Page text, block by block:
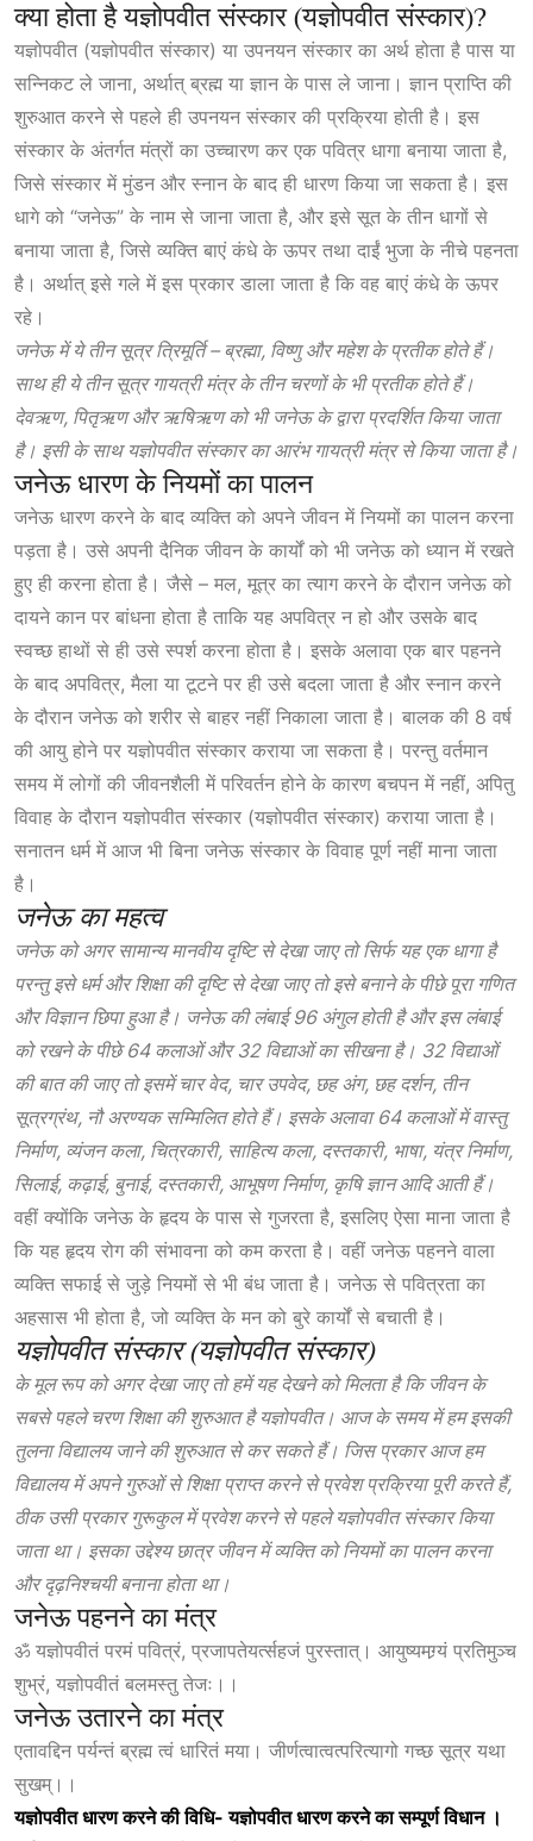
क्या होता है यज्ञोपवीत संस्कार (यज्ञोपवीत संस्कार)?
यज्ञोपवीत (यज्ञोपवीत संस्कार) या उपनयन संस्कार का अर्थ होता है पास या
सन्निकट ले जाना, अर्थात् ब्रह्म या ज्ञान के पास ले जाना। ज्ञान प्राप्ति की
शुरुआत करने से पहले ही उपनयन संस्कार की प्रक्रिया होती है। इस
संस्कार के अंतर्गत मंत्रों का उच्चारण कर एक पवित्र धागा बनाया जाता है,
जिसे संस्कार में मुंडन और स्नान के बाद ही धारण किया जा सकता है। इस
धागे को “जनेऊ” के नाम से जाना जाता है, और इसे सूत के तीन धागों से
बनाया जाता है, जिसे व्यक्ति बाएं कंधे के ऊपर तथा दाईं भुजा के नीचे पहनता
है। अर्थात् इसे गले में इस प्रकार डाला जाता है कि वह बाएं कंधे के ऊपर
रहे।
जनेऊ में ये तीन सूत्र त्रिमूर्ति – ब्रह्मा, विष्णु और महेश के प्रतीक होते हैं।
साथ ही ये तीन सूत्र गायत्री मंत्र के तीन चरणों के भी प्रतीक होते हैं।
देवऋण, पितृऋण और ऋषिऋण को भी जनेऊ के द्वारा प्रदर्शित किया जाता
है। इसी के साथ यज्ञोपवीत संस्कार का आरंभ गायत्री मंत्र से किया जाता है।
जनेऊ धारण के नियमों का पालन
जनेऊ धारण करने के बाद व्यक्ति को अपने जीवन में नियमों का पालन करना
पड़ता है। उसे अपनी दैनिक जीवन के कार्यों को भी जनेऊ को ध्यान में रखते
हुए ही करना होता है। जैसे – मल, मूत्र का त्याग करने के दौरान जनेऊ को
दायने कान पर बांधना होता है ताकि यह अपवित्र न हो और उसके बाद
स्वच्छ हाथों से ही उसे स्पर्श करना होता है। इसके अलावा एक बार पहनने
के बाद अपवित्र, मैला या टूटने पर ही उसे बदला जाता है और स्नान करने
के दौरान जनेऊ को शरीर से बाहर नहीं निकाला जाता है। बालक की 8 वर्ष
की आयु होने पर यज्ञोपवीत संस्कार कराया जा सकता है। परन्तु वर्तमान
समय में लोगों की जीवनशैली में परिवर्तन होने के कारण बचपन में नहीं, अपितु
विवाह के दौरान यज्ञोपवीत संस्कार (यज्ञोपवीत संस्कार) कराया जाता है।
सनातन धर्म में आज भी बिना जनेऊ संस्कार के विवाह पूर्ण नहीं माना जाता
है।
जनेऊ का महत्व
जनेऊ को अगर सामान्य मानवीय दृष्टि से देखा जाए तो सिर्फ यह एक धागा है
परन्तु इसे धर्म और शिक्षा की दृष्टि से देखा जाए तो इसे बनाने के पीछे पूरा गणित
और विज्ञान छिपा हुआ है। जनेऊ की लंबाई 96 अंगुल होती है और इस लंबाई
को रखने के पीछे 64 कलाओं और 32 विद्याओं का सीखना है। 32 विद्याओं
की बात की जाए तो इसमें चार वेद, चार उपवेद, छह अंग, छह दर्शन, तीन
सूत्रग्रंथ, नौ अरण्यक सम्मिलित होते हैं। इसके अलावा 64 कलाओं में वास्तु
निर्माण, व्यंजन कला, चित्रकारी, साहित्य कला, दस्तकारी, भाषा, यंत्र निर्माण,
सिलाई, कढ़ाई, बुनाई, दस्तकारी, आभूषण निर्माण, कृषि ज्ञान आदि आती हैं।
वहीं क्योंकि जनेऊ के हृदय के पास से गुजरता है, इसलिए ऐसा माना जाता है
कि यह हृदय रोग की संभावना को कम करता है। वहीं जनेऊ पहनने वाला
व्यक्ति सफाई से जुड़े नियमों से भी बंध जाता है। जनेऊ से पवित्रता का
अहसास भी होता है, जो व्यक्ति के मन को बुरे कार्यों से बचाती है।
यज्ञोपवीत संस्कार (यज्ञोपवीत संस्कार)
के मूल रूप को अगर देखा जाए तो हमें यह देखने को मिलता है कि जीवन के
सबसे पहले चरण शिक्षा की शुरुआत है यज्ञोपवीत। आज के समय में हम इसकी
तुलना विद्यालय जाने की शुरुआत से कर सकते हैं। जिस प्रकार आज हम
विद्यालय में अपने गुरुओं से शिक्षा प्राप्त करने से प्रवेश प्रक्रिया पूरी करते हैं,
ठीक उसी प्रकार गुरूकुल में प्रवेश करने से पहले यज्ञोपवीत संस्कार किया
जाता था। इसकाउद्देश्य छात्र जीवन में व्यक्ति को नियमों का पालन करना
और दृढ़निश्चयी बनाना होता था।
जनेऊ पहनने का मंत्र
ॐ यज्ञोपवीतं परमं पवित्रं, प्रजापतेयर्त्सहजं पुरस्तात्। आयुष्यमग्र्यं प्रतिमुञ्च
शुभ्रं, यज्ञोपवीतं बलमस्तु तेजः।।
जनेऊ उतारने का मंत्र
एतावद्दिन पर्यन्तं ब्रह्म त्वं धारितं मया। जीर्णत्वात्वत्परित्यागो गच्छ सूत्र यथा
सुखम्।।
यज्ञोपवीतधारणकरनेकीविधि-यज्ञोपवीतधारणकरनेकासम्पूर्णविधान ।